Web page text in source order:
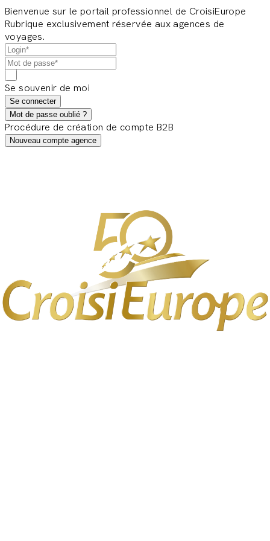
Bienvenue sur le portail professionnel de CroisiEurope
Rubrique exclusivement réservée aux agences de
voyages.
Se souvenir de moi
Se connecter
Mot de passe oublié ?
Procédure de création de compte B2B
Nouveau compte agence